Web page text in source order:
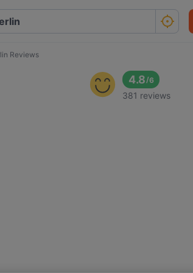
Reviews
4.8/6
381 reviews